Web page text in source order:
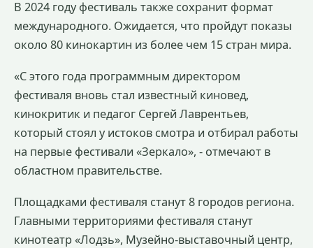
В 2024 году фестиваль также сохранит формат
международного. Ожидается, что пройдут показы
около 80 кинокартин из более чем 15 стран мира.
«С этого года программным директором
фестиваля вновь стал известный киновед,
кинокритик и педагог Сергей Лаврентьев,
который стоял у истоков смотра и отбирал работы
на первые фестивали «Зеркало», - отмечают в
областном правительстве.
Площадками фестиваля станут 8 городов региона.
Главными территориями фестиваля станут
кинотеатр «Лодзь», Музейно-выставочный центр,